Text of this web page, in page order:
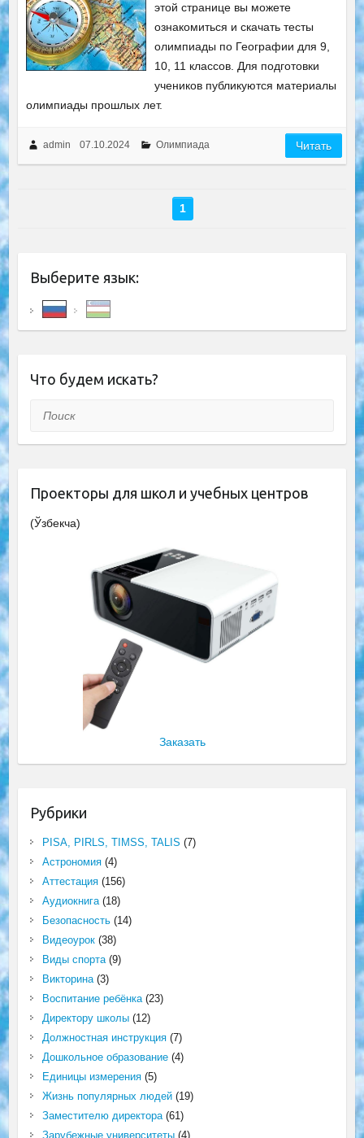
этой странице вы можете
ознакомиться и скачать тесты
олимпиады по Географии для 9,
10, 11 классов. Для подготовки
учеников публикуются материалы
олимпиады прошлых лет.
admin 07.10.2024 Олимпиада Читать
1
Выберите язык:
Что будем искать?
Поиск
Проекторы для школ и учебных центров
(Ўзбекча)
Заказать
Рубрики
PISA, PIRLS, TIMSS, TALIS (7)
Астрономия(4)
Аттестация(156)
Аудиокнига(18)
Безопасность(14)
Видеоурок(38)
Виды спорта(9)
Викторина(3)
Воспитание ребёнка(23)
Директору школы(12)
Должностная инструкция(7)
Дошкольное образование(4)
Единицы измерения(5)
Жизнь популярных людей(19)
Заместителю директора(61)
Зарубежные университеты(4)